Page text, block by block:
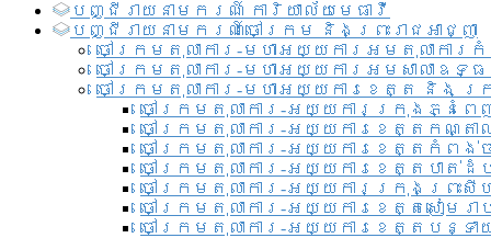
បញ្ជី​រាយ​នាមករណ៍ ការិយាល័យ​មេធាវី​
បញ្ជី​រាយ​នាមករណ៍​ចៅក្រម និងព្រះរាជអាជ្ញា
ចៅក្រមតុលាការ-មហាអយ្យការអមតុលាការ
ចៅក្រមតុលាការ-មហាអយ្យការអមសាលាឧទ្
ចៅក្រមតុលាការ-មហាអយ្យការខេត្ត និង ក្
ចៅក្រមតុលាការ-អយ្យការក្រុងភ្នំពេ
ចៅក្រមតុលាការ-អយ្យការខេត្តកណ្តា
ចៅក្រមតុលាការ-អយ្យការខេត្តកំពង់ច
ចៅក្រមតុលាការ-អយ្យការខេត្តបាត់ដំ
ចៅក្រមតុលាការ-អយ្យការ​ក្រុងព្រះសី
ចៅក្រមតុលាការ-អយ្យការខេត្តសៀមរា
ចៅក្រមតុលាការ-អយ្យការខេត្តបន្ទា